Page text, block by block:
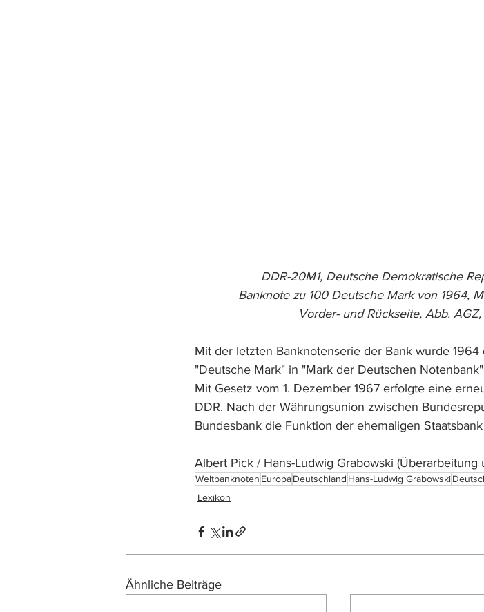
DDR-20M1, Deutsche Demokratische
Banknote zu 100 Deutsche Mark von 1964,
Vorder- und Rückseite, Abb.
Mit der letzten Banknotenserie der Bank wurde
"Deutsche Mark" in "Mark der Deutschen
Mit Gesetz vom 1. Dezember 1967 erfolgte eine
DDR. Nach der Währungsunion zwischen
Bundesbank die Funktion der ehemaligen
Albert Pick / Hans-Ludwig Grabowski (Überarbeitung
Weltbanknoten EuropaDeutschland Hans-Ludwig Grabowski
Lexikon
Ähnliche Beiträge